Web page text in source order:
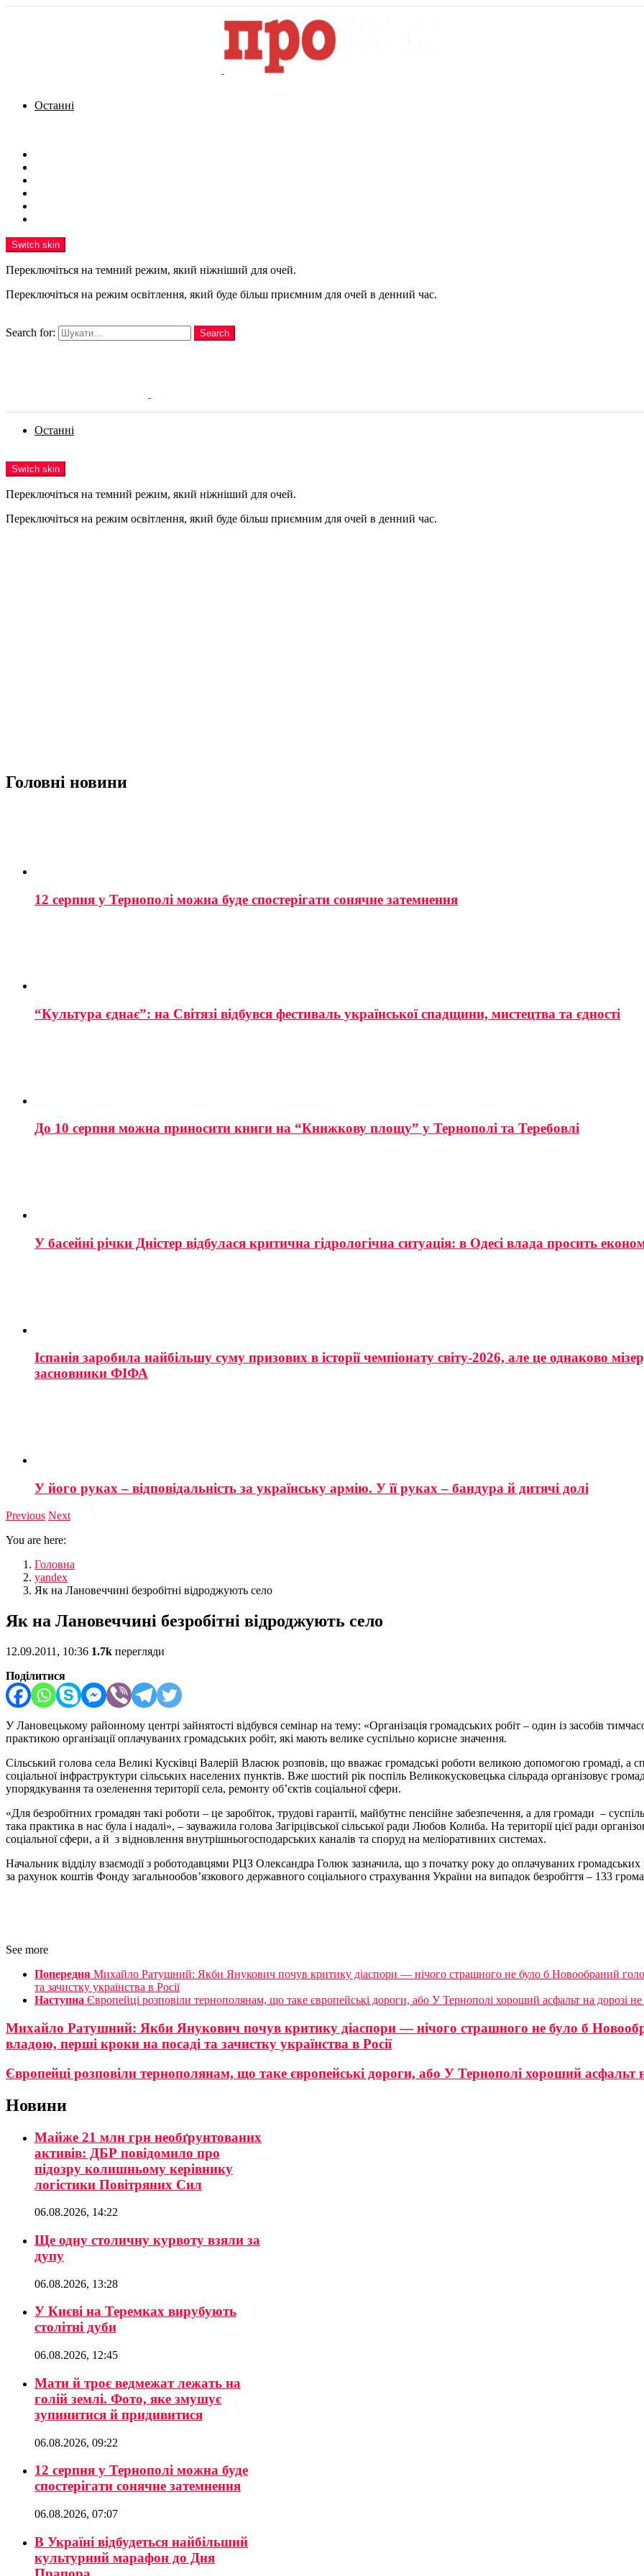
Останні
Switch skin
Переключіться на темний режим, який ніжніший для очей.
Переключіться на режим освітлення, який буде більш приємним для очей в денний час.
Search for:
Search
Останні
Switch skin
Переключіться на темний режим, який ніжніший для очей.
Переключіться на режим освітлення, який буде більш приємним для очей в денний час.
Головні новини
12 серпня у Тернополі можна буде спостерігати сонячне затемнення
“Культура єднає”: на Світязі відбувся фестиваль української спадщини, мистецтва та єдності
До 10 серпня можна приносити книги на “Книжкову площу” у Тернополі та Теребовлі
У басейні річки Дністер відбулася критична гідрологічна ситуація: в Одесі влада просить
Іспанія заробила найбільшу суму призових в історії чемпіонату світу-2026, але це однаково
засновники ФІФА
У його руках – відповідальність за українську армію. У її руках – бандура й дитячі долі
Previous Next
You are here:
Головна
yandex
Як на Лановеччині безробітні відроджують село
Як на Лановеччині безробітні відроджують село
12.09.2011, 10:36 1.7k перегляди
Поділитися
У Лановецькому районному центрі зайнятості відбувся семінар на тему: «Організація громадських робіт – один із засобів
практикою організації оплачуваних громадських робіт, які мають велике суспільно корисне значення.
Сільський голова села Великі Кусківці Валерій Власюк розповів, що вважає громадські роботи великою допомогою громаді, а
соціальної інфраструктури сільських населених пунктів. Вже шостий рік поспіль Великокусковецька сільрада організовує
упорядкування та озеленення території села, ремонту об’єктів соціальної сфери.
«Для безробітних громадян такі роботи – це заробіток, трудові гарантії, майбутнє пенсійне забезпечення, а для громади –
така практика в нас була і надалі», – зауважила голова Загірцівської сільської ради Любов Колиба. На території цієї ради
соціальної сфери, а й з відновлення внутрішньогосподарських каналів та споруд на меліоративних системах.
Начальник відділу взаємодії з роботодавцями РЦЗ Олександра Голюк зазначила, що з початку року до оплачуваних громадських
за рахунок коштів Фонду загальнообов’язкового державного соціального страхування України на випадок безробіття – 133
See more
Попередня Михайло Ратушний: Якби Янукович почув критику діаспори — нічого страшного не було б Новообраний
та зачистку українства в Росії
Наступна Європейці розповіли тернополянам, що таке європейські дороги, або У Тернополі хороший асфальт на дорозі не
Михайло Ратушний: Якби Янукович почув критику діаспори — нічого страшного не було б
владою, перші кроки на посаді та зачистку українства в Росії
Європейці розповіли тернополянам, що таке європейські дороги, або У Тернополі хороший асфальт
Новини
Майже 21 млн грн необґрунтованих
активів: ДБР повідомило про
підозру колишньому керівнику
логістики Повітряних Сил
06.08.2026, 14:22
Ще одну столичну курвоту взяли за
дупу
06.08.2026, 13:28
У Києві на Теремках вирубують
столітні дуби
06.08.2026, 12:45
Мати й троє ведмежат лежать на
голій землі. Фото, яке змушує
зупинитися й придивитися
06.08.2026, 09:22
12 серпня у Тернополі можна буде
спостерігати сонячне затемнення
06.08.2026, 07:07
В Україні відбудеться найбільший
культурний марафон до Дня